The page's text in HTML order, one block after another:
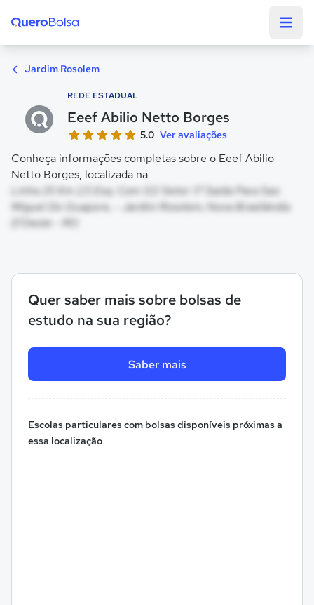
Jardim Rosolem
REDE ESTADUAL
Eeef Abilio Netto Borges
5.0 Ver avaliações
Conheça informações completas sobre o Eeef Abilio
Netto Borges, localizada na
Linha 25 Km 2,5 Esq. Com 122 Setor 17 Saida Para Sao
Miguel Do Guapore, - Jardim Rosolem, Nova Brasilândia
D'Oeste - RO
Quer saber mais sobre bolsas de
estudo na sua região?
Saber mais
Escolas particulares com bolsas disponíveis próximas a
essa localização